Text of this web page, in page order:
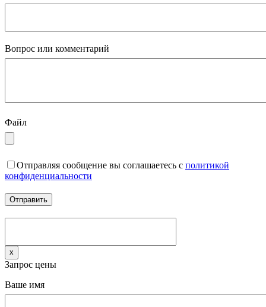
Вопрос или комментарий
Файл
Отправляя сообщение вы соглашаетесь с политикой
конфиденциальности
x
Запрос цены
Ваше имя